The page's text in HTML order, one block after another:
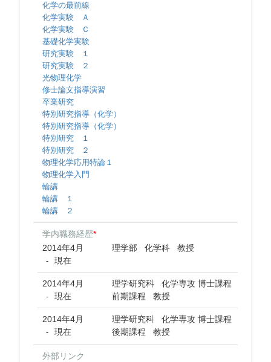
化学の最前線
化学実験 Ａ
化学実験 Ｃ
基礎化学実験
研究実験 １
研究実験 ２
光物理化学
修士論文指導演習
卒業研究
特別研究指導（化学）
特別研究指導（化学）
特別研究 １
特別研究 ２
物理化学応用特論１
物理化学入門
輪講
輪講 １
輪講 ２
学内職務経歴*
2014年4月
- 現在
理学部 化学科 教授
2014年4月
- 現在
理学研究科 化学専攻 博士課程
前期課程 教授
2014年4月
- 現在
理学研究科 化学専攻 博士課程
後期課程 教授
外部リンク